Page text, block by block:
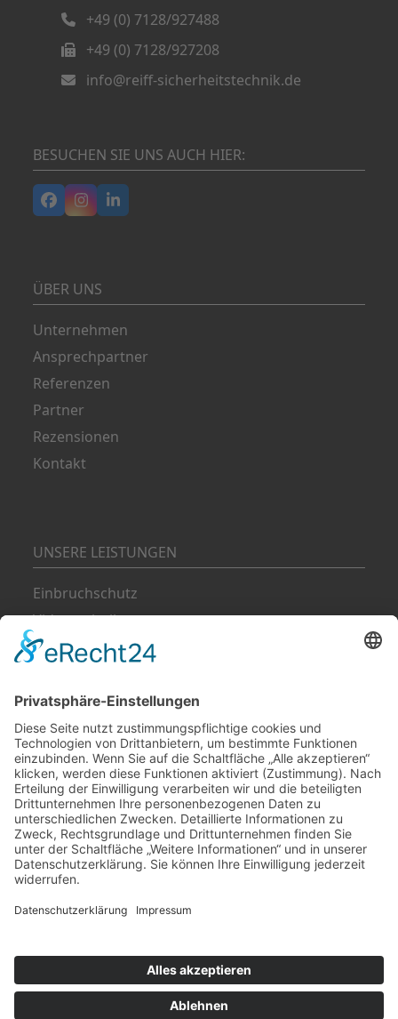
+49 (0) 7128/927488
+49 (0) 7128/927208
info@reiff-sicherheitstechnik.de
BESUCHEN SIE UNS AUCH HIER:
Facebook
Instagram
LinkedIn
ÜBER UNS
Unternehmen
Ansprechpartner
Referenzen
Partner
Rezensionen
Kontakt
UNSERE LEISTUNGEN
Einbruchschutz
Videotechnik
Brandschutz
Verkauf von Feuerlöschern
Wartung von Feuerlöschern
Schließtechnik
Zeiterfassung
REIFF Videoturm
Alarmanlagen-Konfigurator
RECHTLICHES
Impressum
Datenschutz